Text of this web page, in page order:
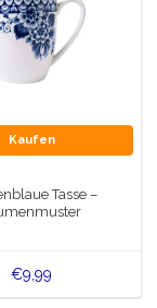
Kaufen
Tasse –
€9,99